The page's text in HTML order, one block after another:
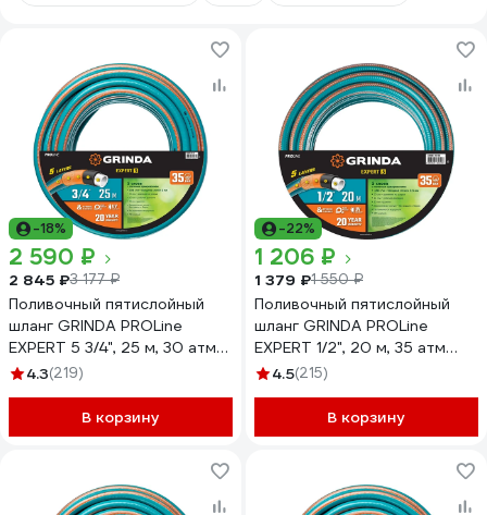
-18%
2 590 ₽
2 845 ₽3 177 ₽
Поливочный пятислойный
шланг GRINDA PROLine
EXPERT 5 3/4", 25 м, 30 атм
429007-3/4-25
4.3(219)
В корзину
-22%
1 206 ₽
1 379 ₽1 550 ₽
Поливочный пятислойный
шланг GRINDA PROLine
EXPERT 1/2", 20 м, 35 атм
429007-1/2-20
4.5(215)
В корзину